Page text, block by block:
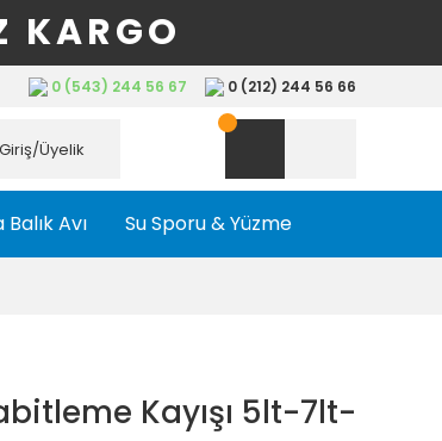
KARGO
0 (543) 244 56 67 0 (212) 244 56 66
Giriş/Üyelik
Balık Avı Su Sporu & Yüzme
Kayışı 5lt-7lt-